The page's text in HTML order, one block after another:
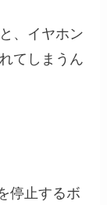
、イヤホン
てしまうん
停止するボ